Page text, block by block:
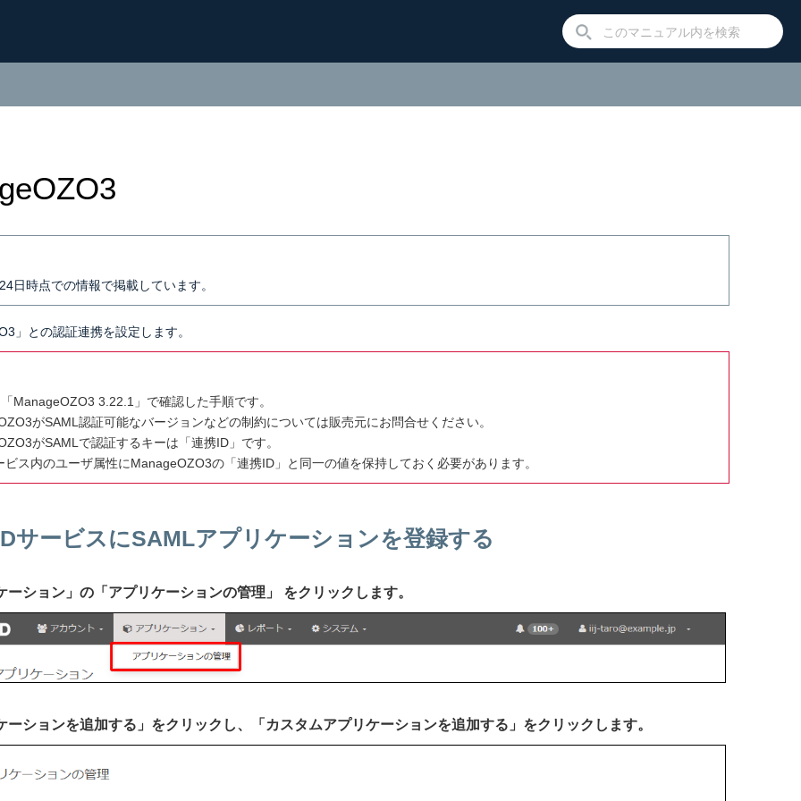
日時点での情報で掲載しています。
」との認証連携を設定します。
ManageOZO3 3.22.1」で確認した手順です。
がSAML認証可能なバージョンなどの制約については販売元にお問合せください。
がSAMLで認証するキーは「連携ID」です。
ビス内のユーザ属性にManageOZO3の「連携ID」と同一の値を保持しておく必要があります。
サービスにSAMLアプリケーションを登録する
ーション」の「アプリケーションの管理」 をクリックします。
ーションを追加する」をクリックし、「カスタムアプリケーションを追加する」をクリックします。